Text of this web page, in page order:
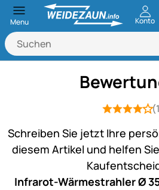
Menu Konto
Bewertung:
1 Bewertung
Schreiben Sie jetzt Ihre
diesem Artikel und helfen
Infrarot-Wärmestrahler Ø